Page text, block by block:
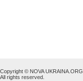
Copyright © NOVA UKRAINA.ORG
All rights reserved.